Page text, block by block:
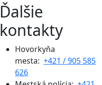
Ďalšie
kontakty
Hovorkyňa
mesta: +421 / 905 585
626